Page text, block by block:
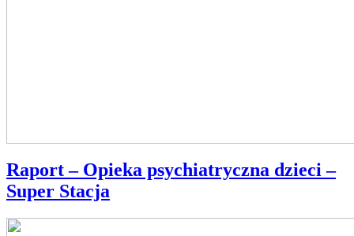
Raport – Opieka psychiatryczna dzieci –
Super Stacja